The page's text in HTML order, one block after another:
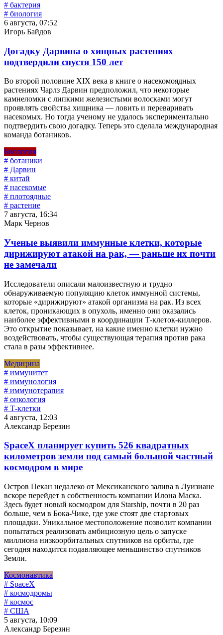
# бактерия
# биология
6 августа, 07:52
Игорь Байдов
Догадку Дарвина о хищных растениях
подтвердили спустя 150 лет
Во второй половине XIX века в книге о насекомоядных
растениях Чарлз Дарвин предположил, что некоторые
камнеломки с липкими железистыми волосками могут
проявлять свойства хищника — ловить и переваривать
насекомых. Но тогда ученому не удалось экспериментально
подтвердить свою догадку. Теперь это сделала международная
команда ботаников.
Биология
# ботаники
# Дарвин
# китай
# насекомые
# плотоядные
# растение
7 августа, 16:34
Марк Чернов
Ученые выявили иммунные клетки, которые
дирижируют атакой на рак, — раньше их почти
не замечали
Исследователи описали малоизвестную и трудно
обнаруживаемую популяцию клеток иммунной системы,
которые «дирижируют» атакой организма на рак. Из всех
клеток, проникающих в опухоль, именно они оказались
наиболее эффективными в координации Т-клеток-киллеров.
Это открытие показывает, на какие именно клетки нужно
воздействовать, чтобы существующая терапия против рака
стала в разы эффективнее.
Медицина
# иммунитет
# иммунология
# иммунотерапия
# онкология
# Т-клетки
4 августа, 12:03
Александр Березин
SpaceX планирует купить 526 квадратных
километров земли под самый большой частный
космодром в мире
Остров Пекан недалеко от Мексиканского залива в Луизиане
вскоре перейдет в собственность компании Илона Маска.
Здесь будет новый космодром для Starship, почти в 20 раз
больше, чем в Бока-Чике, где уже стоят две стартовых
площадки. Уникальное местоположение позволит компании
попытаться реализовать амбициозную цель о запуске
миллиона низкоорбитальных спутников на орбиты, где
сегодня находится подавляющее меньшинство спутников
Земли.
Космонавтика
# SpaceX
# космодромы
# космос
# США
5 августа, 10:09
Александр Березин